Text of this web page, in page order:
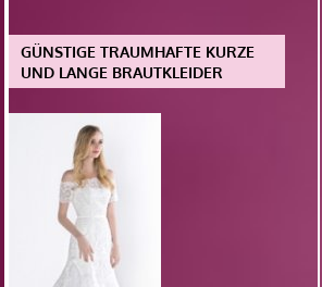
GÜNSTIGE TRAUMHAFTE KURZE
UND LANGE BRAUTKLEIDER